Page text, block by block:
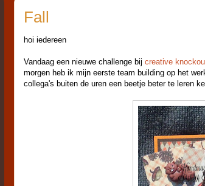
Fall
hoi iedereen
Vandaag een nieuwe challenge bij creative
morgen heb ik mijn eerste team building op het
collega's buiten de uren een beetje beter te leren